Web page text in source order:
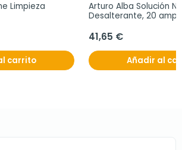
Limpieza
carrito
Arturo Alba Solución
Desalterante, 20
41,65 €
Añadir al